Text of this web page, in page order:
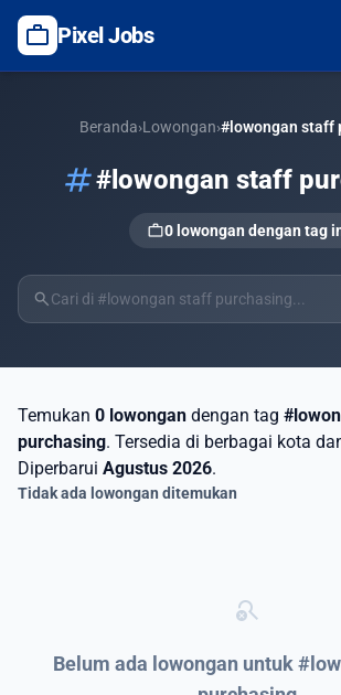
work Pixel Jobs
Beranda›Lowongan›#lowongan staff
tag#lowongan staff
work0 lowongan dengan tag
search
Temukan 0 lowongan dengan tag
purchasing. Tersedia di berbagai kota
Diperbarui Agustus 2026.
Tidak ada lowongan ditemukan
search_off
Belum ada lowongan untuk